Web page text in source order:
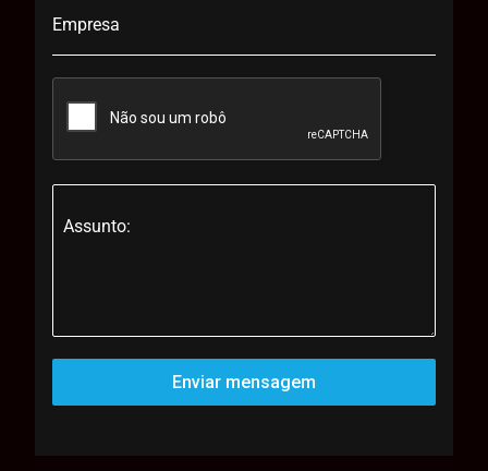
Empresa
Assunto:
Enviar mensagem